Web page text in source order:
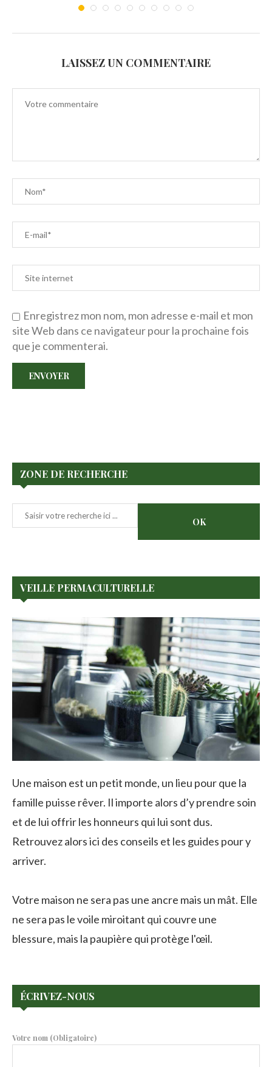
LAISSEZ UN COMMENTAIRE
Enregistrez mon nom, mon adresse e-mail et mon
site Web dans ce navigateur pour la prochaine fois
que je commenterai.
ZONE DE RECHERCHE
OK
VEILLE PERMACULTURELLE
Une maison est un petit monde, un lieu pour que la
famille puisse rêver. Il importe alors d’y prendre soin
et de lui offrir les honneurs qui lui sont dus.
Retrouvez alors ici des conseils et les guides pour y
arriver.
Votre maison ne sera pas une ancre mais un mât. Elle
ne sera pas le voile miroitant qui couvre une
blessure, mais la paupière qui protège l'œil.
ÉCRIVEZ-NOUS
Votre nom (Obligatoire)